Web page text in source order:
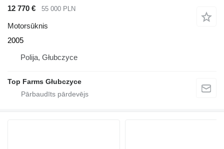
12 770 €
55 000 PLN
Motorsūknis
2005
Polija, Głubczyce
Top Farms Głubczyce